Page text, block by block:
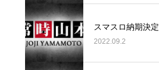
スマスロ納期決定
2022.09.2